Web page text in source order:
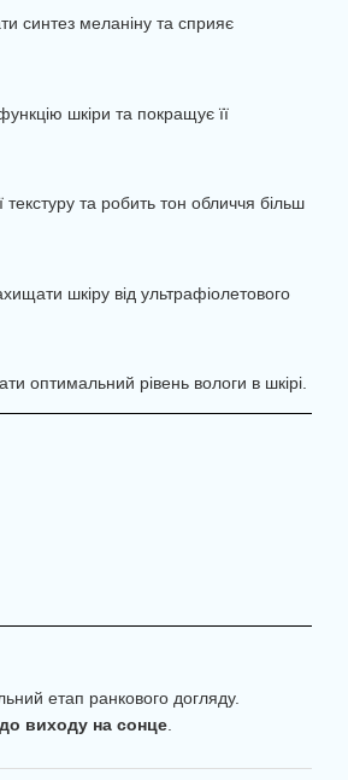
синтез меланіну та сприяє
шкіри та покращує її
та робить тон обличчя більш
шкіру від ультрафіолетового
оптимальний рівень вологи в шкірі.
етап ранкового догляду.
виходу на сонце